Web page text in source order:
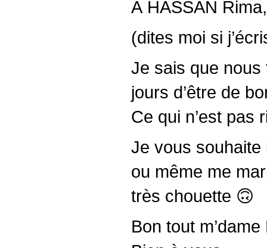
À HASSAN
(dites moi si
Je sais que nous
jours d’être de
Ce qui n’est pas
Je vous souhaite
ou même me
très chouette 🙃
Bon tout m’dame